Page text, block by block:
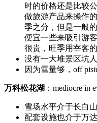
时的价格还是比较
做旅游产品来操作
季之分，但是一般
便宜一些来吸引游
很贵，旺季用宰客
没有一大堆景区坑
因为雪量够， off
万科松花湖 ： mediocre in
雪场水平介于长白
配套设施也介于万